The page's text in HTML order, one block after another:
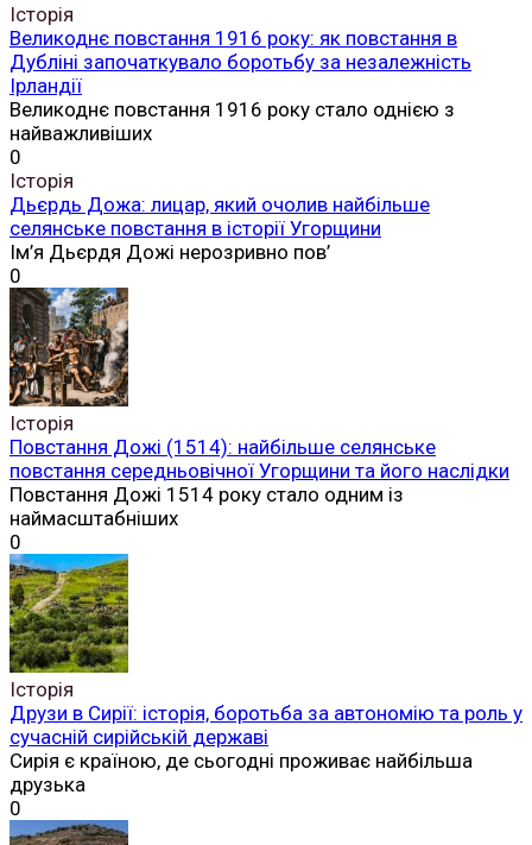
Історія
Великоднє повстання 1916 року: як повстання в
Дубліні започаткувало боротьбу за незалежність
Ірландії
Великоднє повстання 1916 року стало однією з
найважливіших
0
Історія
Дьєрдь Дожа: лицар, який очолив найбільше
селянське повстання в історії Угорщини
Ім’я Дьєрдя Дожі нерозривно пов’
0
Історія
Повстання Дожі (1514): найбільше селянське
повстання середньовічної Угорщини та його наслідки
Повстання Дожі 1514 року стало одним із
наймасштабніших
0
Історія
Друзи в Сирії: історія, боротьба за автономію та роль у
сучасній сирійській державі
Сирія є країною, де сьогодні проживає найбільша
друзька
0